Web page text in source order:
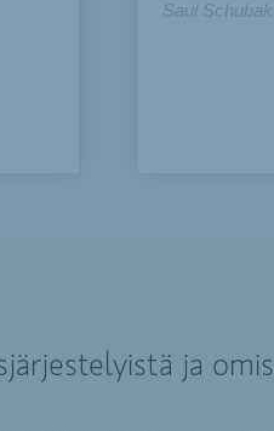
Saul Schubak
ja